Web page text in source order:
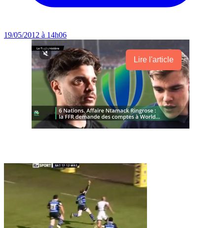
19/05/2012 à 14h06
Lire l'article